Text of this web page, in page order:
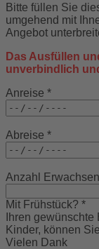
Bitte füllen Sie
umgehend mit
Angebot
Das Ausfüllen
unverbindlich
Anreise *
Abreise *
Anzahl
Mit Frühstück? *
Ihren
Kinder, können
Vielen Dank